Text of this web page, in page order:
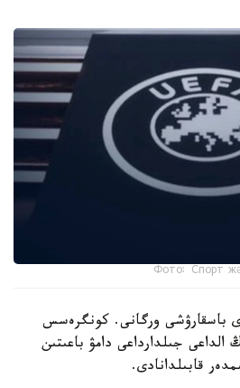
Фото: Спорт
باسقارۋشى ورگانى. كونگرەسس
الداعى جىلدارداعى دامۋ باعىتىن
قابىلدانادى.